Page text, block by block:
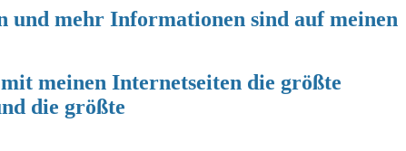
und mehr Informationen sind auf meinen
meinen Internetseiten die größte
die größte